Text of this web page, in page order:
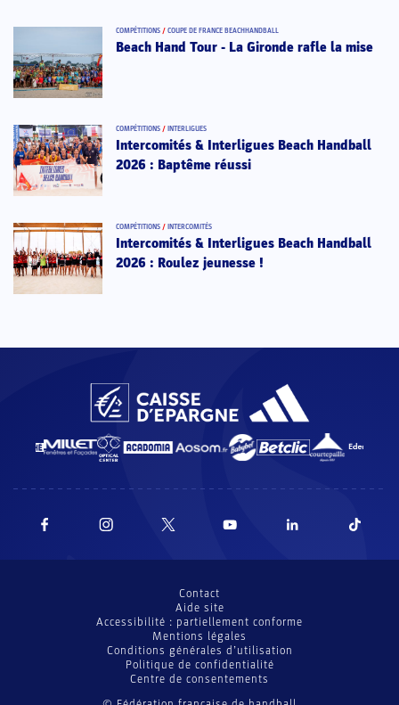
COMPÉTITIONS / COUPE DE FRANCE BEACHHANDBALL
Beach Hand Tour - La Gironde rafle la mise
COMPÉTITIONS / INTERLIGUES
Intercomités & Interligues Beach Handball
2026 : Baptême réussi
COMPÉTITIONS / INTERCOMITÉS
Intercomités & Interligues Beach Handball
2026 : Roulez jeunesse !
Contact
Aide site
Accessibilité : partiellement conforme
Mentions légales
Conditions générales d’utilisation
Politique de confidentialité
Centre de consentements